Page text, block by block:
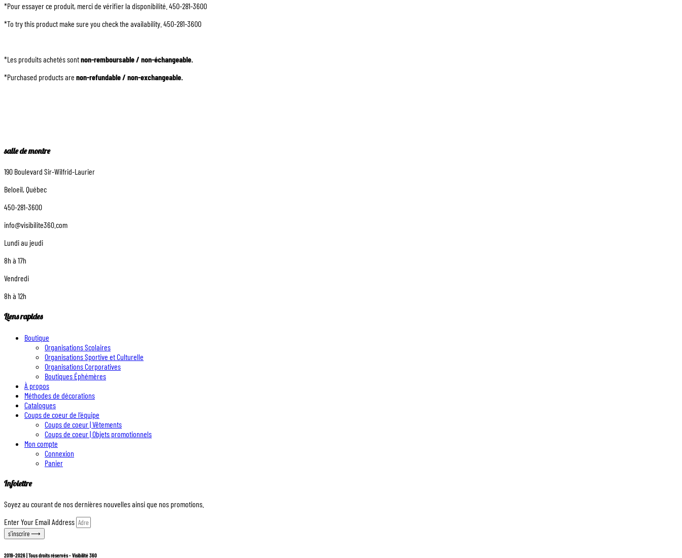
*Pour essayer ce produit, merci de vérifier la disponibilité. 450-281-3600
*To try this product make sure you check the availability. 450-281-3600
*Les produits achetés sontnon-remboursable / non-échangeable.
*Purchased products are non-refundable / non-exchangeable.
salle de montre
190 Boulevard Sir-Wilfrid-Laurier
Beloeil, Québec
450-281-3600
info@visibilite360.com
Lundi au jeudi
8h à 17h
Vendredi
8h à 12h
Liens rapides
Boutique
Organisations Scolaires
Organisations Sportive et Culturelle
Organisations Corporatives
Boutiques Éphémères
À propos
Méthodes de décorations
Catalogues
Coups de coeur de l’équipe
Coups de coeur | Vêtements
Coups de coeur | Objets promotionnels
Mon compte
Connexion
Panier
Infolettre
Soyez au courant de nos dernières nouvelles ainsi que nos promotions.
Enter Your Email Address
s'inscrire ⟶
2019-2026 | Tous droits réservés - Visibilité 360